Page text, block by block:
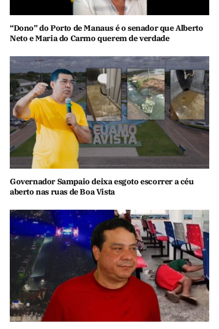
“Dono” do Porto de Manaus é o senador que Alberto
Neto e Maria do Carmo querem de verdade
Governador Sampaio deixa esgoto escorrer a céu
aberto nas ruas de Boa Vista